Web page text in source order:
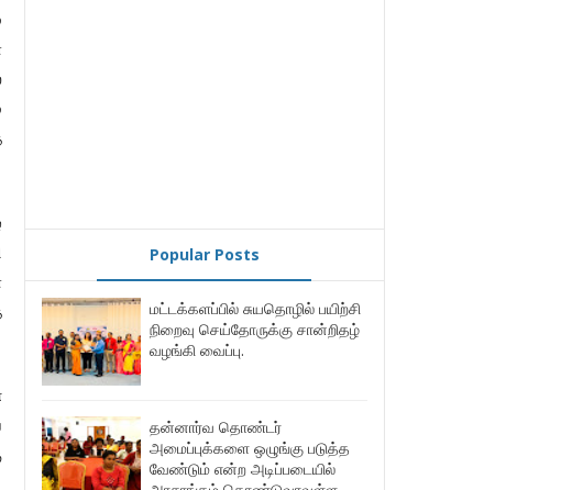
Popular Posts
மட்டக்களப்பில் சுயதொழில் பயிற்சி
நிறைவு செய்தோருக்கு சான்றிதழ்
வழங்கி வைப்பு.
தன்னார்வ தொண்டர்
அமைப்புக்களை ஒழுங்கு படுத்த
வேண்டும் என்ற அடிப்படையில்